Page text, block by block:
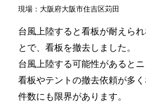
現場：大阪府大阪市住吉区苅田
台風上陸すると看板が耐えら
とで、看板を撤去しました。
台風上陸する可能性があると
看板やテントの撤去依頼が多
件数にも限界があります。